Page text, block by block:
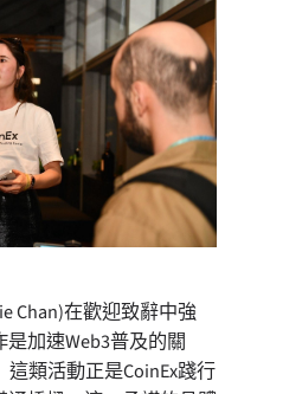
Chan)在歡迎致辭中強
加速Web3普及的關
這類活動正是CoinEx踐行